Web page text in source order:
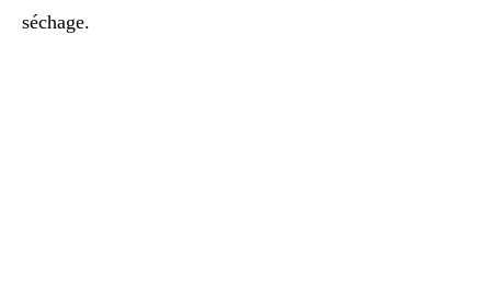
séchage.